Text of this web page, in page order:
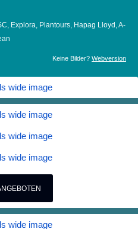
Explora, Plantours, Hapag Lloyd, A-
Keine Bilder? Webversion